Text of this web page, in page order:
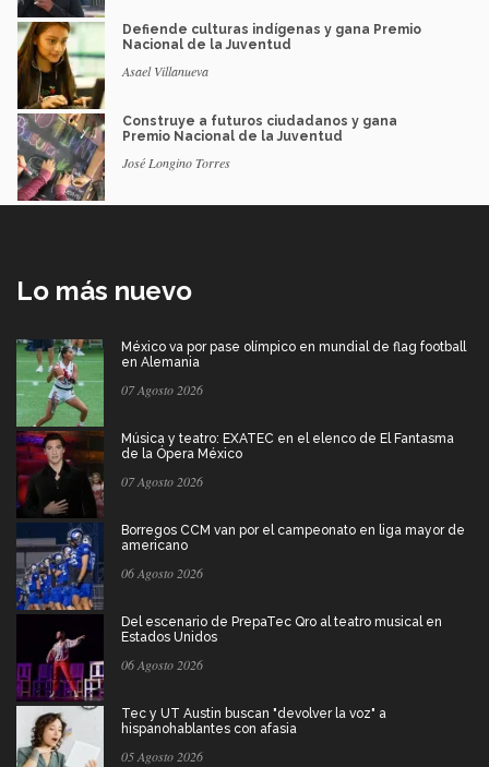
Defiende culturas indígenas y gana Premio
Nacional de la Juventud
Asael Villanueva
Construye a futuros ciudadanos y gana
Premio Nacional de la Juventud
José Longino Torres
Lo más nuevo
México va por pase olímpico en mundial de flag football
en Alemania
07 Agosto 2026
Música y teatro: EXATEC en el elenco de El Fantasma
de la Ópera México
07 Agosto 2026
Borregos CCM van por el campeonato en liga mayor de
americano
06 Agosto 2026
Del escenario de PrepaTec Qro al teatro musical en
Estados Unidos
06 Agosto 2026
Tec y UT Austin buscan "devolver la voz" a
hispanohablantes con afasia
05 Agosto 2026